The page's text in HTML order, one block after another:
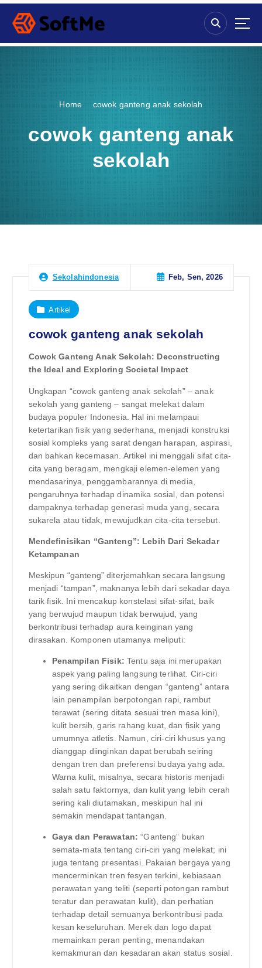
S
p
Home cowok ganteng anak sekolah
cowok ganteng anak
sekolah
Sekolahindonesia Feb, Sen, 2026
Artikel
cowok ganteng anak sekolah
Cowok Ganteng Anak Sekolah: Deconstructing
the Ideal and Exploring Societal Impact
Ungkapan “cowok ganteng anak sekolah” – anak
sekolah yang ganteng – sangat melekat dalam
budaya populer Indonesia. Hal ini melampaui
ketertarikan fisik yang sederhana, menjadi konstruksi
sosial kompleks yang sarat dengan harapan, aspirasi,
dan bahkan kecemasan. Artikel ini menggali sifat cita-
cita yang beragam, mengkaji elemen-elemen yang
mendasarinya, penggambarannya di media,
pengaruhnya terhadap dinamika sosial, dan potensi
dampaknya terhadap generasi muda yang, secara
sukarela atau tidak, mewujudkan cita-cita tersebut.
Mendefinisikan “Ganteng”: Lebih Dari Sekadar
Ketampanan
Meskipun “ganteng” diterjemahkan secara langsung
menjadi “tampan”, maknanya lebih dari sekadar daya
tarik fisik. Ini mencakup konstelasi sifat-sifat, baik
yang berwujud maupun tidak berwujud, yang
berkontribusi terhadap aura keinginan yang
dirasakan. Komponen utamanya meliputi:
Penampilan Fisik: Tentu saja ini merupakan
aspek yang paling langsung terlihat. Ciri-ciri
yang sering dikaitkan dengan “ganteng” antara
lain penampilan berpotongan rapi, rambut
terawat (sering ditata sesuai tren masa kini),
kulit bersih, garis rahang kuat, dan fisik yang
umumnya atletis. Namun, ciri-ciri khusus yang
dianggap diinginkan dapat berubah seiring
dengan tren dan preferensi budaya yang ada.
Warna kulit, misalnya, secara historis menjadi
salah satu faktornya, dan kulit yang lebih cerah
sering kali diutamakan, meskipun hal ini
semakin mendapat tantangan.
Gaya dan Perawatan: “Ganteng” bukan
semata-mata tentang ciri-ciri yang melekat; ini
juga tentang presentasi. Pakaian bergaya yang
mencerminkan tren fesyen terkini, kebiasaan
perawatan yang teliti (seperti potongan rambut
teratur dan perawatan kulit), dan perhatian
terhadap detail semuanya berkontribusi pada
kesan keseluruhan. Merek dan logo dapat
memainkan peran penting, menandakan
kemakmuran dan kesadaran akan status sosial.